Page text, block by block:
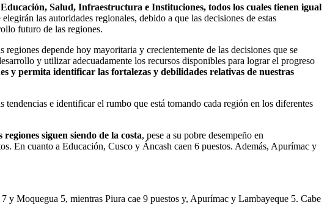
Salud, Infraestructura e Instituciones, todos los cuales tienen igual
las autoridades regionales, debido a que las decisiones de estas
futuro de las regiones.
depende hoy mayoritaria y crecientemente de las decisiones que se
y utilizar adecuadamente los recursos disponibles para lograr el progreso
y permita identificar las fortalezas y debilidades relativas de nuestras
e identificar el rumbo que está tomando cada región en los diferentes
siguen siendo de la costa, pese a su pobre desempeño en
En cuanto a Educación, Cusco y Áncash caen 6 puestos. Además, Apurímac y
Moquegua 5, mientras Piura cae 9 puestos y, Apurímac y Lambayeque 5. Cabe